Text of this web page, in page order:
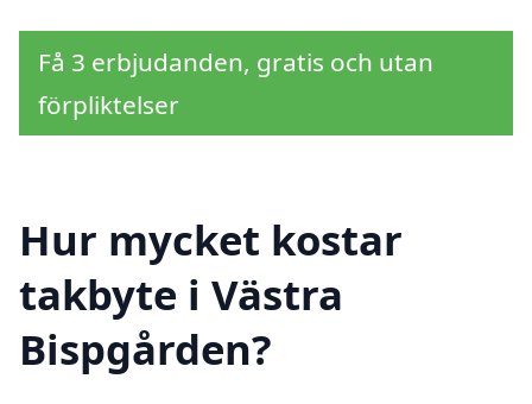
Få 3 erbjudanden, gratis och utan
förpliktelser
Hur mycket kostar
takbyte i Västra
Bispgården?